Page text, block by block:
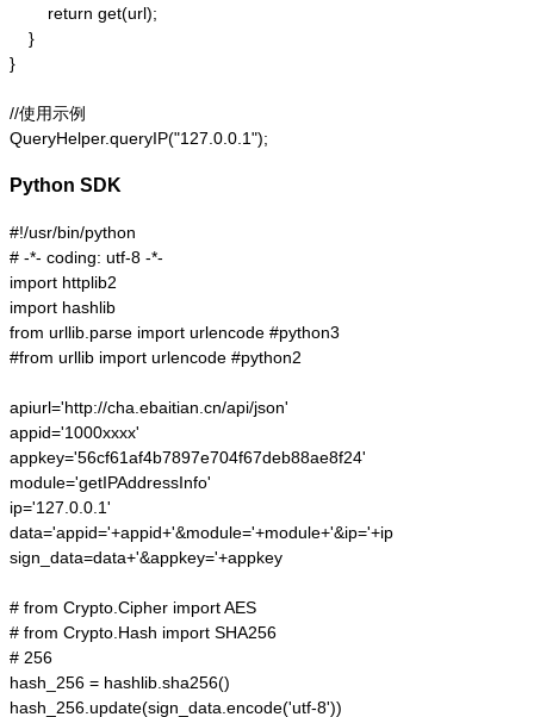
        return get(url);
    }
}
//使用示例
QueryHelper.queryIP("127.0.0.1");
Python SDK
#!/usr/bin/python
# -*- coding: utf-8 -*-
import httplib2
import hashlib
from urllib.parse import urlencode #python3
#from urllib import urlencode #python2
apiurl='http://cha.ebaitian.cn/api/json'
appid='1000xxxx'
appkey='56cf61af4b7897e704f67deb88ae8f24'
module='getIPAddressInfo'
ip='127.0.0.1'
data='appid='+appid+'&module='+module+'&ip='+ip
sign_data=data+'&appkey='+appkey
# from Crypto.Cipher import AES
# from Crypto.Hash import SHA256
# 256
hash_256 = hashlib.sha256()
hash_256.update(sign_data.encode('utf-8'))